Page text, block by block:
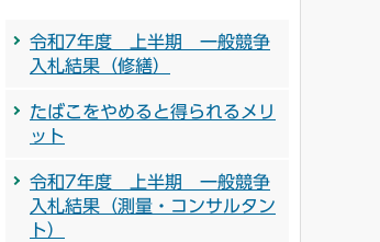
令和7年度 上半期 一般競争
入札結果（修繕）
たばこをやめると得られるメリ
ット
令和7年度 上半期 一般競争
入札結果（測量・コンサルタン
ト）